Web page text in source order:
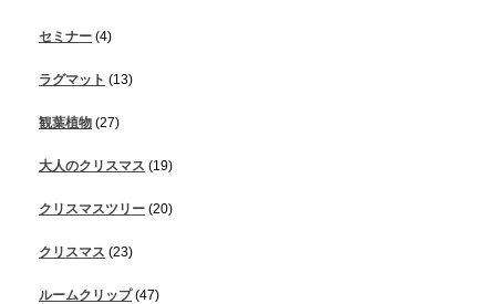
セミナー (4)
ラグマット (13)
観葉植物 (27)
大人のクリスマス (19)
クリスマスツリー (20)
クリスマス (23)
ルームクリップ(47)